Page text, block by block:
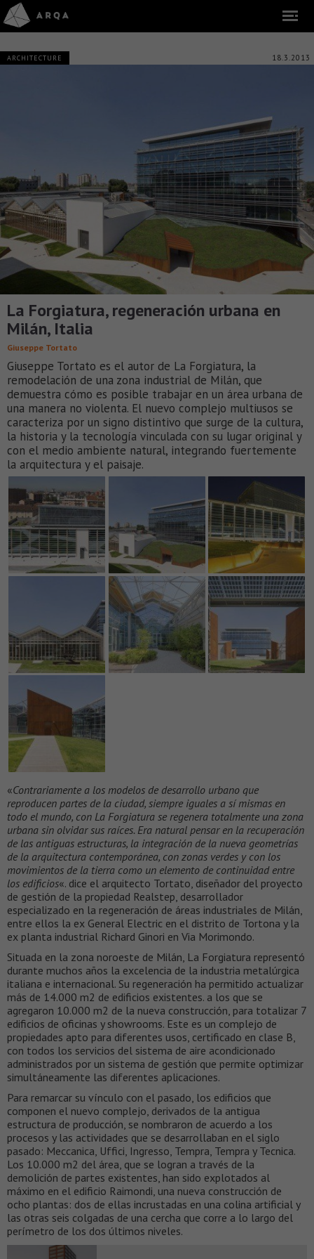
ARCHITECTURE 18.3.2013
La Forgiatura, regeneración urbana en
Milán, Italia
Giuseppe Tortato
Giuseppe Tortato es el autor de La Forgiatura, la
remodelación de una zona industrial de Milán, que
demuestra cómo es posible trabajar en un área urbana de
una manera no violenta. El nuevo complejo multiusos se
caracteriza por un signo distintivo que surge de la cultura,
la historia y la tecnología vinculada con su lugar original y
con el medio ambiente natural, integrando fuertemente
la arquitectura y el paisaje.
«Contrariamente a los modelos de desarrollo urbano que
reproducen partes de la ciudad, siempre iguales a sí mismas en
todo el mundo, con La Forgiatura se regenera totalmente una zona
urbana sin olvidar sus raíces. Era natural pensar en la recuperación
de las antiguas estructuras, la integración de la nueva geometrías
de la arquitectura contemporánea, con zonas verdes y con los
movimientos de la tierra como un elemento de continuidad entre
los edificios«. dice el arquitecto Tortato, diseñador del proyecto
de gestión de la propiedad Realstep, desarrollador
especializado en la regeneración de áreas industriales de Milán,
entre ellos la ex General Electric en el distrito de Tortona y la
ex planta industrial Richard Ginori en Via Morimondo.
Situada en la zona noroeste de Milán, La Forgiatura representó
durante muchos años la excelencia de la industria metalúrgica
italiana e internacional. Su regeneración ha permitido actualizar
más de 14.000 m2 de edificios existentes. a los que se
agregaron 10.000 m2 de la nueva construcción, para totalizar 7
edificios de oficinas y showrooms. Este es un complejo de
propiedades apto para diferentes usos, certificado en clase B,
con todos los servicios del sistema de aire acondicionado
administrados por un sistema de gestión que permite optimizar
simultáneamente las diferentes aplicaciones.
Para remarcar su vínculo con el pasado, los edificios que
componen el nuevo complejo, derivados de la antigua
estructura de producción, se nombraron de acuerdo a los
procesos y las actividades que se desarrollaban en el siglo
pasado: Meccanica, Uffici, Ingresso, Tempra, Tempra y Tecnica.
Los 10.000 m2 del área, que se logran a través de la
demolición de partes existentes, han sido explotados al
máximo en el edificio Raimondi, una nueva construcción de
ocho plantas: dos de ellas incrustadas en una colina artificial y
las otras seis colgadas de una cercha que corre a lo largo del
perímetro de los dos últimos niveles.